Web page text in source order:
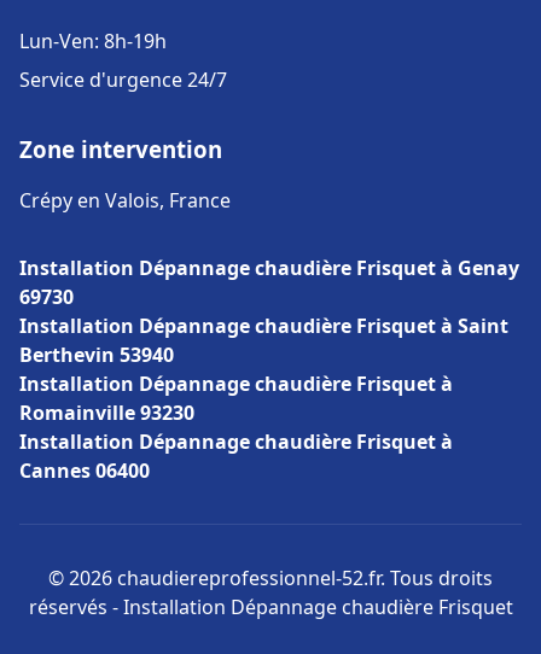
Lun-Ven: 8h-19h
Service d'urgence 24/7
Zone intervention
Crépy en Valois, France
Installation Dépannage chaudière Frisquet à Genay
69730
Installation Dépannage chaudière Frisquet à Saint
Berthevin 53940
Installation Dépannage chaudière Frisquet à
Romainville 93230
Installation Dépannage chaudière Frisquet à
Cannes 06400
© 2026 chaudiereprofessionnel-52.fr. Tous droits
réservés - Installation Dépannage chaudière Frisquet